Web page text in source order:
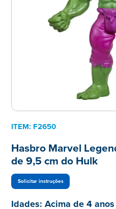
ITEM: F2650
Hasbro Marvel
de 9,5 cm do Hulk
Solicitar instruções
Idades: Acima de 4 anos